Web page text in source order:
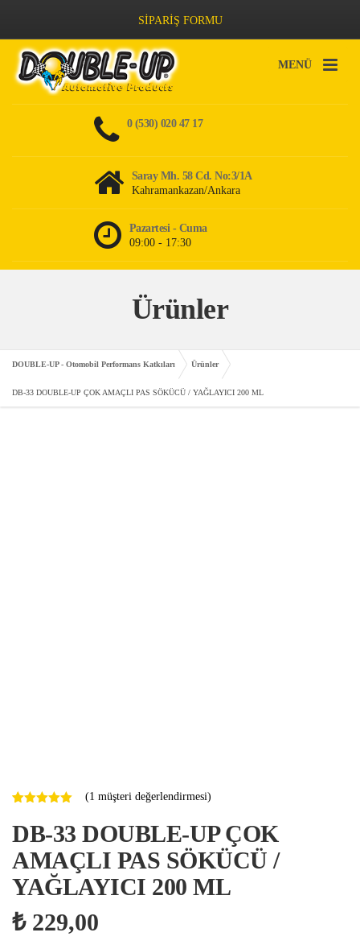
SİPARİŞ FORMU
MENÜ
0 (530) 020 47 17
Saray Mh. 58 Cd. No:3/1A
Kahramankazan/Ankara
Pazartesi - Cuma
09:00 - 17:30
Ürünler
DOUBLE-UP - Otomobil Performans Katkıları Ürünler
DB-33 DOUBLE-UP ÇOK AMAÇLI PAS SÖKÜCÜ / YAĞLAYICI 200 ML
puanına
dayanarak 5
5.00 puan
aldı
(1 müşteri değerlendirmesi)
DB-33 DOUBLE-UP ÇOK
AMAÇLI PAS SÖKÜCÜ /
YAĞLAYICI 200 ML
₺229,00